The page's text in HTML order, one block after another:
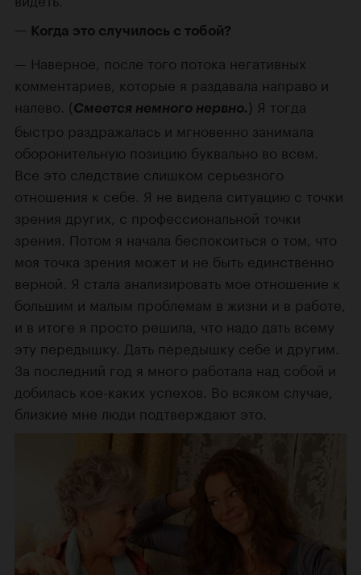
Когда это случилось с тобой?
Наверное, после того потока негативных
комментариев, которые я раздавала направо и
налево. (Смеется немного нервно.) Я тогда
быстро раздражалась и мгновенно занимала
оборонительную позицию буквально во всем.
Все это следствие слишком серьезного
отношения к себе. Я не видела ситуацию с точки
зрения других, с профессиональной точки
зрения. Потом я начала беспокоиться о том, что
моя точка зрения может и не быть единственно
верной. Я стала анализировать мое отношение к
большим и малым проблемам в жизни и в работе,
и в итоге я просто решила, что надо дать всему
эту передышку. Дать передышку себе и другим.
За последний год я много работала над собой и
добилась кое-каких успехов. Во всяком случае,
близкие мне люди подтверждают это.